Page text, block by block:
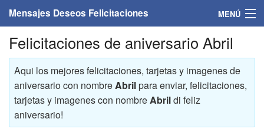
Mensajes Deseos Felicitaciones MENÚ
Home
Mensajes
Felicitaciones
Felicitaciones con nombres
Felicitaciones de aniversario Abril
Aqui los mejores felicitaciones, tarjetas y imagenes de
aniversario con nombre Abrilpara enviar, felicitaciones,
tarjetas y imagenes con nombre Abrildi feliz
aniversario!